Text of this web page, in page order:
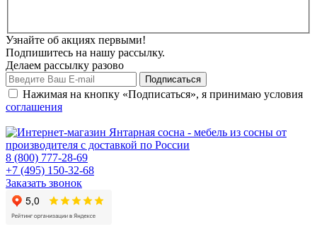
Узнайте об акциях первыми!
Подпишитесь на нашу рассылку.
Делаем рассылку разово
Нажимая на кнопку «Подписаться», я принимаю условия
соглашения
8 (800) 777-28-69
+7 (495) 150-32-68
Заказать звонок